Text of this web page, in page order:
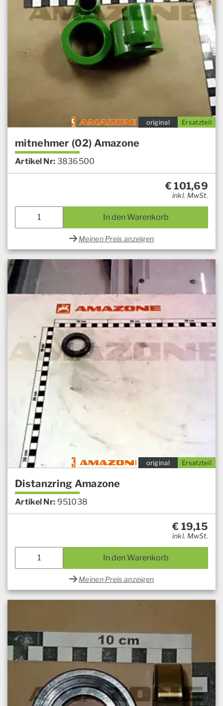
Ersatzteil
original
mitnehmer (02) Amazone
Artikel Nr: 3836500
€101,69
inkl. MwSt.
In den Warenkorb
Meinen Preis anzeigen
Ersatzteil
original
Distanzring Amazone
Artikel Nr: 951038
€ 19,15
inkl. MwSt.
In den Warenkorb
Meinen Preis anzeigen